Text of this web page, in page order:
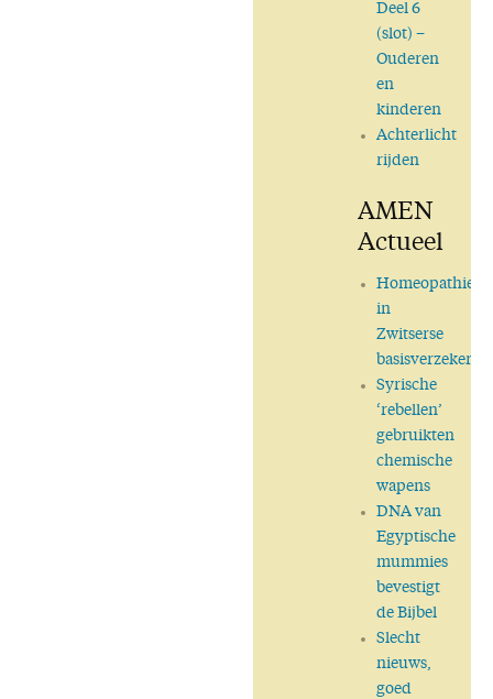
Deel 6
(slot) –
Ouderen
en
kinderen
Achterlicht
rijden
AMEN
Actueel
Homeopathie
in
Zwitserse
Syrische
‘rebellen’
gebruikten
chemische
wapens
DNA van
Egyptische
mummies
bevestigt
de Bijbel
Slecht
nieuws,
goed